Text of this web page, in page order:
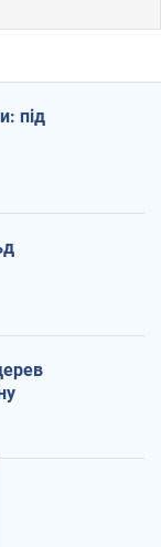
під